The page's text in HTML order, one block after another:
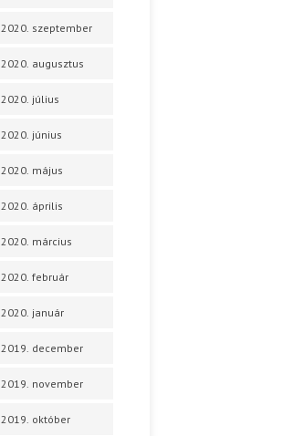
2020. szeptember
2020. augusztus
2020. július
2020. június
2020. május
2020. április
2020. március
2020. február
2020. január
2019. december
2019. november
2019. október